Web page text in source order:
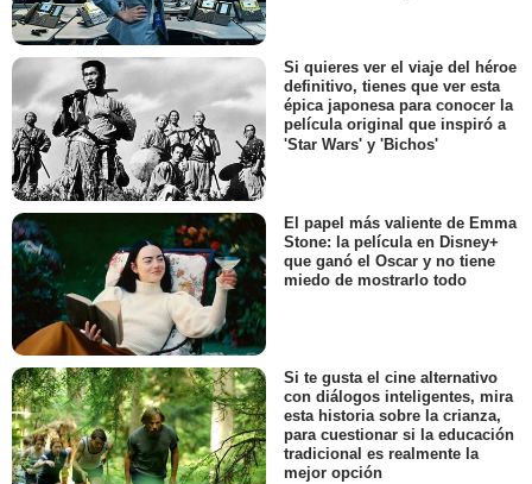
Si quieres ver el viaje del héroe
definitivo, tienes que ver esta
épica japonesa para conocer la
película original que inspiró a
'Star Wars' y 'Bichos'
El papel más valiente de Emma
Stone: la película en Disney+
que ganó el Oscar y no tiene
miedo de mostrarlo todo
Si te gusta el cine alternativo
con diálogos inteligentes, mira
esta historia sobre la crianza,
para cuestionar si la educación
tradicional es realmente la
mejor opción